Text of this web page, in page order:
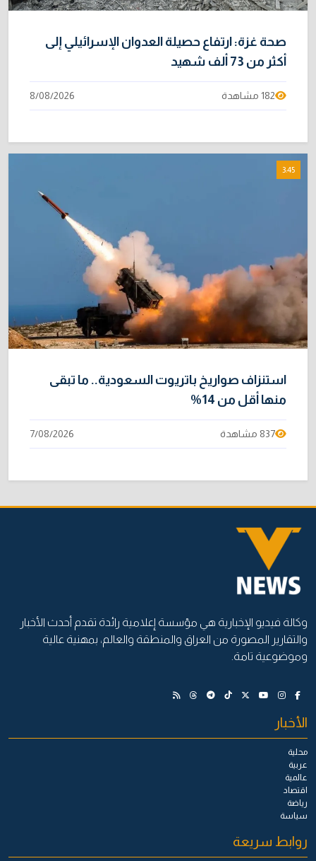
صحة غزة: ارتفاع حصيلة العدوان الإسرائيلي إلى
أكثر من 73 ألف شهيد
182 مشاهدة 8/08/2026
3:45
استنزاف صواريخ باتريوت السعودية.. ما تبقى
منها أقل من 14%
837 مشاهدة 7/08/2026
وكالة فيديو الإخبارية هي مؤسسة إعلامية رائدة تقدم أحدث الأخبار
والتقارير المصورة من العراق والمنطقة والعالم، بمهنية عالية
وموضوعية تامة.
الأخبار
محلية
عربية
عالمية
اقتصاد
رياضة
سياسة
روابط سريعة